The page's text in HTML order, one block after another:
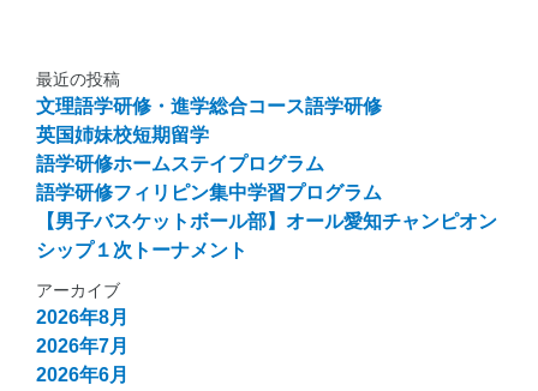
最近の投稿
文理語学研修・進学総合コース語学研修
英国姉妹校短期留学
語学研修ホームステイプログラム
語学研修フィリピン集中学習プログラム
【男子バスケットボール部】オール愛知チャンピオン
シップ１次トーナメント
アーカイブ
2026年8月
2026年7月
2026年6月